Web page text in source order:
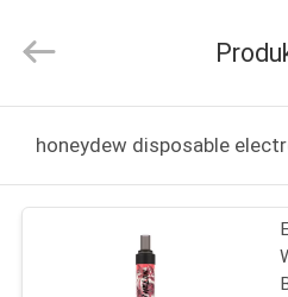
PRODUKTE
Rights
by
honeydew disposable